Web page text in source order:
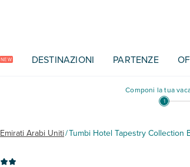
NEW DESTINAZIONI PARTENZE
Componi la tua
Emirati Arabi Uniti/Tumbi Hotel Tapestry Collection